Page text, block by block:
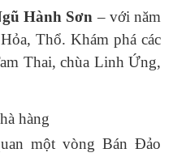
Hành Sơn – với năm
Thổ. Khám phá các
Thai, chùa Linh Ứng,
hàng
một vòng Bán Đảo